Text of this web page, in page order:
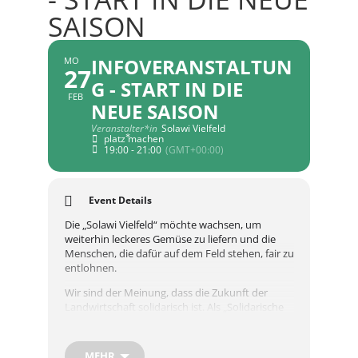
SAISON
MO
27
FEB
INFOVERANSTALTUN
G - START IN DIE
NEUE SAISON
Veranstalter*in Solawi Vielfeld
platz ⃰machen
19:00 - 21:00 (GMT+00:00)
Event Details
Die „Solawi Vielfeld“ möchte wachsen, um
weiterhin leckeres Gemüse zu liefern und die
Menschen, die dafür auf dem Feld stehen, fair zu
entlohnen.
Wir sind der Meinung, dass die Zukunft der
Landwirtschaft solidarisch ist. Als „Solidarische
politischen Veränderungen beitragen, indem wir